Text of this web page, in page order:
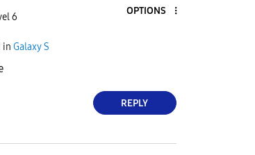
6
OPTIONS
in Galaxy S
REPLY